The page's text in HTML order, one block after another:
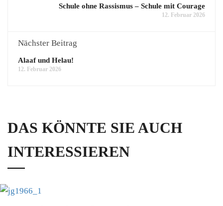
Schule ohne Rassismus – Schule mit Courage
12. Februar 2026
Nächster Beitrag
Alaaf und Helau!
12. Februar 2026
DAS KÖNNTE SIE AUCH
INTERESSIEREN